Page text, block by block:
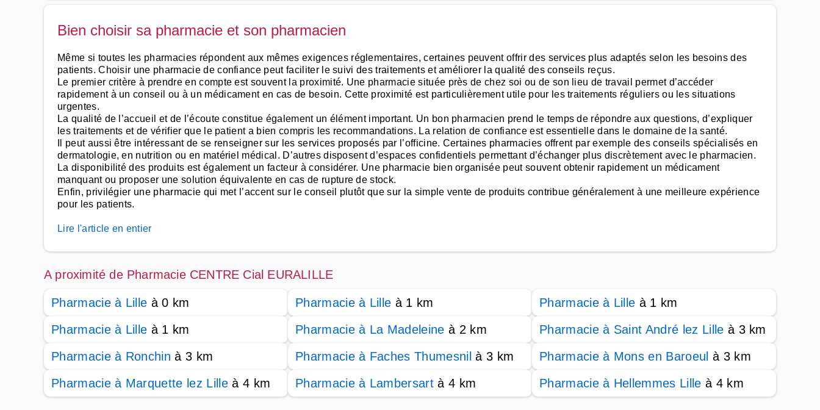
Bien choisir sa pharmacie et son pharmacien
Même si toutes les pharmacies répondent aux mêmes exigences réglementaires, certaines peuvent offrir des services plus adaptés selon les besoins des
patients. Choisir une pharmacie de confiance peut faciliter le suivi des traitements et améliorer la qualité des conseils reçus.
Le premier critère à prendre en compte est souvent la proximité. Une pharmacie située près de chez soi ou de son lieu de travail permet d’accéder
rapidement à un conseil ou à un médicament en cas de besoin. Cette proximité est particulièrement utile pour les traitements réguliers ou les situations
urgentes.
La qualité de l’accueil et de l’écoute constitue également un élément important. Un bon pharmacien prend le temps de répondre aux questions, d’expliquer
les traitements et de vérifier que le patient a bien compris les recommandations. La relation de confiance est essentielle dans le domaine de la santé.
Il peut aussi être intéressant de se renseigner sur les services proposés par l’officine. Certaines pharmacies offrent par exemple des conseils spécialisés en
dermatologie, en nutrition ou en matériel médical. D’autres disposent d’espaces confidentiels permettant d’échanger plus discrètement avec le pharmacien.
La disponibilité des produits est également un facteur à considérer. Une pharmacie bien organisée peut souvent obtenir rapidement un médicament
manquant ou proposer une solution équivalente en cas de rupture de stock.
Enfin, privilégier une pharmacie qui met l’accent sur le conseil plutôt que sur la simple vente de produits contribue généralement à une meilleure expérience
pour les patients.
Lire l'article en entier
A proximité de Pharmacie CENTRE Cial EURALILLE
Pharmacie à Lille à 0 km Pharmacie à Lille à 1 km Pharmacie à Lille à 1 km
Pharmacie à Lille à 1 km Pharmacie à La Madeleine à 2 km Pharmacie à Saint André lez Lille à 3 km
Pharmacie à Ronchin à 3 km Pharmacie à Faches Thumesnil à 3 km Pharmacie à Mons en Baroeul à 3 km
Pharmacie à Marquette lez Lilleà 4 km Pharmacie à Lambersart à 4 km Pharmacie à Hellemmes Lille à 4 km